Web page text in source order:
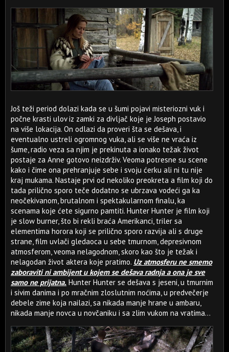
Još teži period dolazi kada se u šumi pojavi misteriozni vuk i
počne krasti ulov iz zamki za divljač koje je Joseph postavio
na više lokacija. On odlazi da proveri šta se dešava, i
eventualno ustreli ogromnog vuka, ali se više ne vraća iz
šume, radio veza sa njim je prekinuta a ionako težak život
postaje za Anne gotovo neizdrživ. Veoma potresne su scene
kako i čime ona prehranjuje sebe i svoju ćerku ali ni tu nije
kraj mukama. Nastaje prvi od nekoliko preokreta a film koji do
tada prilično sporo teče dodatno se ubrzava vodeći ga ka
neočekivanom, brutalnom i spektakularnom finalu, ka
scenama koje ćete sigurno pamtiti. Hunter Hunter je film koji
je slow burner, što bi rekli braća Amerikanci, triler sa
elementima horora koji se prilično sporo razvija ali s druge
strane, film uvlači gledaoca u sebe tmurnom, depresivnom
atmosferom, veoma nelagodnom, skoro kao što je težak i
nelagodan život aktera koje pratimo. Uz atmosferu ne smemo
zaboraviti ni ambijent u kojem se dešava radnja a ona je sve
samo ne prijatna. Hunter Hunter se dešava s jeseni, u tmurnim
i sivim danima i po mračnim zloslutnim noćima, u predvečerje
debele zime koja nailazi, sa nikada manje hrane u ambaru,
nikada manje novca u novčaniku i sa zlim vukom na vratima...